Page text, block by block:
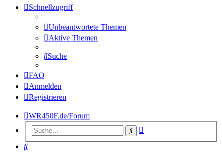
Schnellzugriff
Unbeantwortete Themen
Aktive Themen
Suche
FAQ
Anmelden
Registrieren
WR450F.de/Forum
Suche
Suche